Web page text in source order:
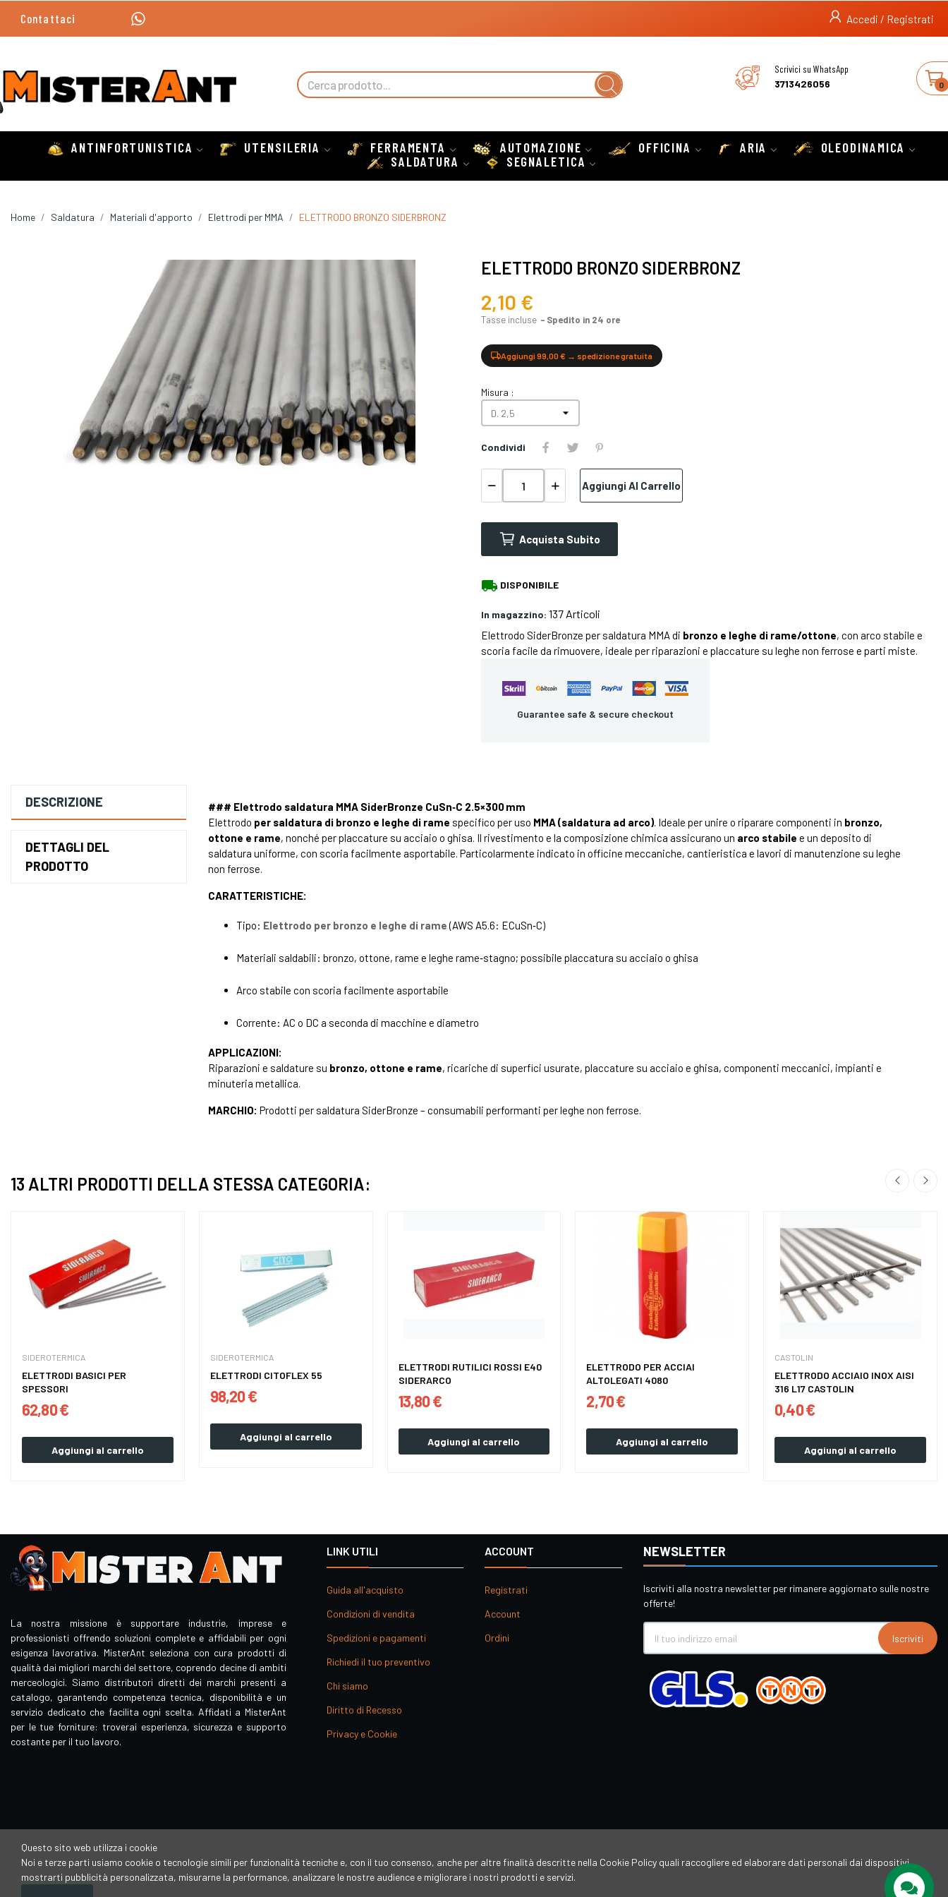
Contattaci Accedi / Registrati
0
Scrivici su WhatsApp
3713426056
ANTINFORTUNISTICA UTENSILERIA FERRAMENTA AUTOMAZIONE OFFICINA ARIA
OLEODINAMICA
SALDATURA
SEGNALETICA
Home Saldatura Materiali d'apporto Elettrodi per MMA ELETTRODO BRONZO SIDERBRONZ
ELETTRODO BRONZO SIDERBRONZ
2,10 €
Tasse incluse Spedito in 24 ore
Aggiungi 99,00 € → spedizione gratuita
Misura :
Condividi
Aggiungi Al Carrello
Acquista Subito
local_shipping DISPONIBILE
In magazzino: 137 Articoli
Elettrodo SiderBronze per saldatura MMA di bronzo e leghe di rame/ottone, con arco stabile e
scoria facile da rimuovere, ideale per riparazioni e placcature su leghe non ferrose e parti miste.
Guarantee safe & secure checkout
DESCRIZIONE
DETTAGLI DEL
PRODOTTO
### Elettrodo saldatura MMA SiderBronze CuSn‑C 2.5×300 mm
Elettrodo per saldatura di bronzo e leghe di rame specifico per uso MMA (saldatura ad arco). Ideale per unire o riparare componenti in bronzo,
ottone e rame, nonché per placcature su acciaio o ghisa. Il rivestimento e la composizione chimica assicurano un arco stabile e un deposito di
saldatura uniforme, con scoria facilmente asportabile. Particolarmente indicato in officine meccaniche, cantieristica e lavori di manutenzione su leghe
non ferrose.
CARATTERISTICHE:
Tipo: Elettrodo per bronzo e leghe di rame(AWS A5.6: ECuSn‑C)
Materiali saldabili: bronzo, ottone, rame e leghe rame‑stagno; possibile placcatura su acciaio o ghisa
Arco stabile con scoria facilmente asportabile
Corrente: AC o DC a seconda di macchine e diametro
APPLICAZIONI:
Riparazioni e saldature su bronzo, ottone e rame, ricariche di superfici usurate, placcature su acciaio e ghisa, componenti meccanici, impianti e
minuteria metallica.
MARCHIO: Prodotti per saldatura SiderBronze – consumabili performanti per leghe non ferrose.
13 ALTRI PRODOTTI DELLA STESSA CATEGORIA:
SIDEROTERMICA
ELETTRODI BASICI PER
SPESSORI
62,80 €
Aggiungi al carrello
SIDEROTERMICA
ELETTRODI CITOFLEX 55
98,20 €
Aggiungi al carrello
ELETTRODI RUTILICI ROSSI E40
SIDERARCO
13,80 €
Aggiungi al carrello
ELETTRODO PER ACCIAI
ALTOLEGATI 4080
2,70 €
Aggiungi al carrello
CASTOLIN
ELETTRODO ACCIAIO INOX AISI
316 L17 CASTOLIN
0,40 €
Aggiungi al carrello
La nostra missione è supportare industrie, imprese e
professionisti offrendo soluzioni complete e affidabili per ogni
esigenza lavorativa. MisterAnt seleziona con cura prodotti di
qualità dai migliori marchi del settore, coprendo decine di ambiti
merceologici. Siamo distributori diretti dei marchi presenti a
catalogo, garantendo competenza tecnica, disponibilità e un
servizio dedicato che facilita ogni scelta. Affidati a MisterAnt
per le tue forniture: troverai esperienza, sicurezza e supporto
costante per il tuo lavoro.
LINK UTILI
Guida all'acquisto
Condizioni di vendita
Spedizioni e pagamenti
Richiedi il tuo preventivo
Chi siamo
Diritto di Recesso
Privacy e Cookie
ACCOUNT
Registrati
Account
Ordini
NEWSLETTER
Iscriviti alla nostra newsletter per rimanere aggiornato sulle nostre
offerte!
Iscriviti
Mister Ant è un brand di proprietà della
Vincenzo Megna Sas di Megna Vincenzo & C
Questo sito web utilizza i cookie
Noi e terze parti usiamo cookie o tecnologie simili per funzionalità tecniche e, con il tuo consenso, anche per altre finalità descritte nella Cookie Policy quali raccogliere ed elaborare dati personali dai dispositivi,
mostrarti pubblicità personalizzata, misurarne la performance, analizzare le nostre audience e migliorare i nostri prodotti e servizi.